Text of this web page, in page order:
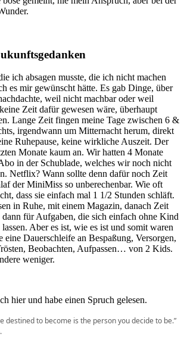
ich absagen musste, die ich nicht machen
es mir gewünscht hätte. Es gab Dinge, über
weil nicht machbar oder weil
Zeit dafür gewesen wäre, überhaupt
Lange Zeit fingen meine Tage zwischen 6 &
irgendwann um Mitternacht herum, direkt
Ruhepause, keine wirkliche Auszeit. Der
Monate kaum an. Wir hatten 4 Monate
in der Schublade, welches wir noch nicht
Netflix? Wann sollte denn dafür noch Zeit
der MiniMiss so unberechenbar. Wie oft
dass sie einfach mal 1 1/2 Stunden schläft.
in Ruhe, mit einem Magazin, danach Zeit
für Aufgaben, die sich einfach ohne Kind
Aber es ist, wie es ist und somit waren
eine Dauerschleife an Bespaßung, Versorgen,
Beobachten, Aufpassen… von 2 Kids.
weniger.
hier und habe einen Spruch gelesen.
destined to become is the person you decide to be.”